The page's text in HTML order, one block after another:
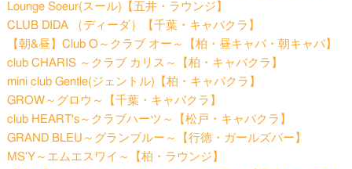
Lounge Soeur(スール)【五井・ラウンジ】
CLUB DIDA （ディーダ）【千葉・キャバクラ】
【朝&昼】Club O～クラブ オー～【柏・昼キャバ・朝キャバ】
club CHARIS ～クラブ カリス～【柏・キャバクラ】
mini club Gentle(ジェントル)【柏・キャバクラ】
GROW～グロウ～【千葉・キャバクラ】
club HEART's～クラブハーツ～【松戸・キャバクラ】
GRAND BLEU～グランブルー～【行徳・ガールズバー】
MS'Y～エムエスワイ～【柏・ラウンジ】